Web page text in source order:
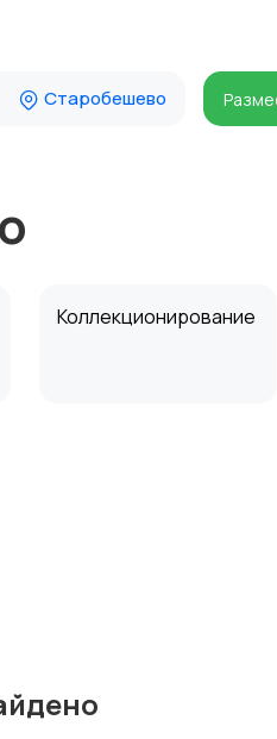
Старобешево
Коллекционирование